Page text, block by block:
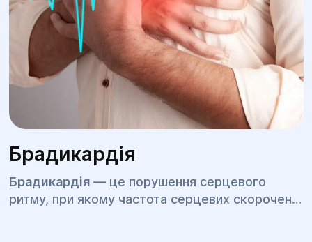
Брадикардія
Брадикардія— це порушення серцевого
ритму, при якому частота серцевих скорочень